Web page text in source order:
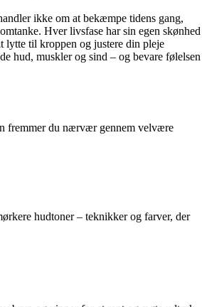
ikke om at bekæmpe tidens gang,
Hver livsfase har sin egen skønhed
lytte til kroppen og justere din pleje
hud, muskler og sind – og bevare følelsen
fremmer du nærvær gennem velvære
hudtoner – teknikker og farver, der